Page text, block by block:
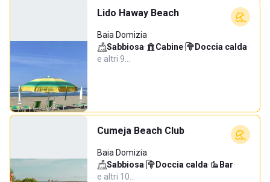
Lido Haway Beach
Baia Domizia
Sabbiosa· Cabine· Doccia calda·
e altri 9…
Cumeja Beach Club
Baia Domizia
Sabbiosa· Doccia calda· Bar·
e altri 10…